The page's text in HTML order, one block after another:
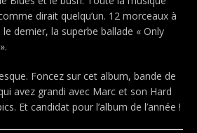
dirait quelqu’un. 12 morceaux à
dernier, la superbe ballade « Only
Foncez sur cet album, bande de
avez grandi avec Marc et son Hard
Et candidat pour l’album de l’année !